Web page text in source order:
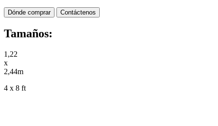
Dónde comprar Contáctenos
Tamaños:
1,22
x
2,44m
4 x 8 ft